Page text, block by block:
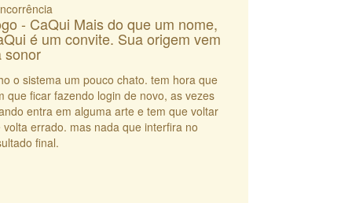
- CaQui Mais do que um nome,
é um convite. Sua origem vem
sonor
o sistema um pouco chato. tem hora que
que ficar fazendo login de novo, as vezes
entra em alguma arte e tem que voltar
volta errado. mas nada que interfira no
final.